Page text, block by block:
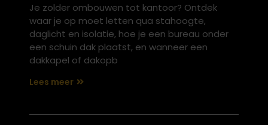
Je zolder ombouwen tot kantoor? Ontdek
waar je op moet letten qua stahoogte,
daglicht en isolatie, hoe je een bureau onder
een schuin dak plaatst, en wanneer een
dakkapel of dakopb
Lees meer